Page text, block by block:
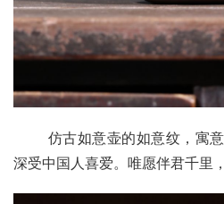
深受中国人喜爱。唯愿伴君千里